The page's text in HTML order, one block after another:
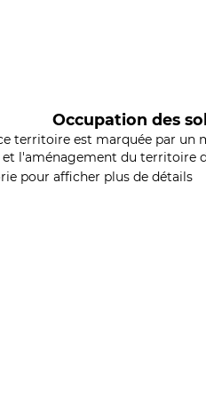
Occupation des
territoire est marquée par un
l'aménagement du territoire
pour afficher plus de détails